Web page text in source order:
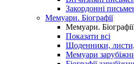
Закордонні
Мемуари. Біографії
Мемуари. Біографії
Показати всі
Щоденники,
Мемуари